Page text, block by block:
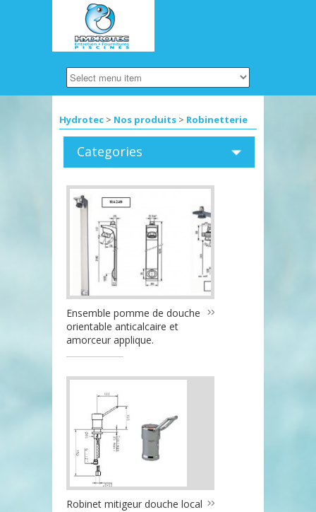
Hydrotec > Nos produits > Robinetterie
Categories
Ensemble pomme de douche
orientable anticalcaire et
amorceur applique.
Robinet mitigeur douche local